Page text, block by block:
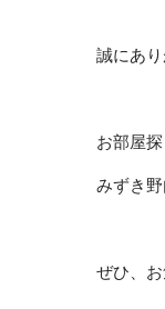
誠にあ
お部屋
みずき
ぜひ、